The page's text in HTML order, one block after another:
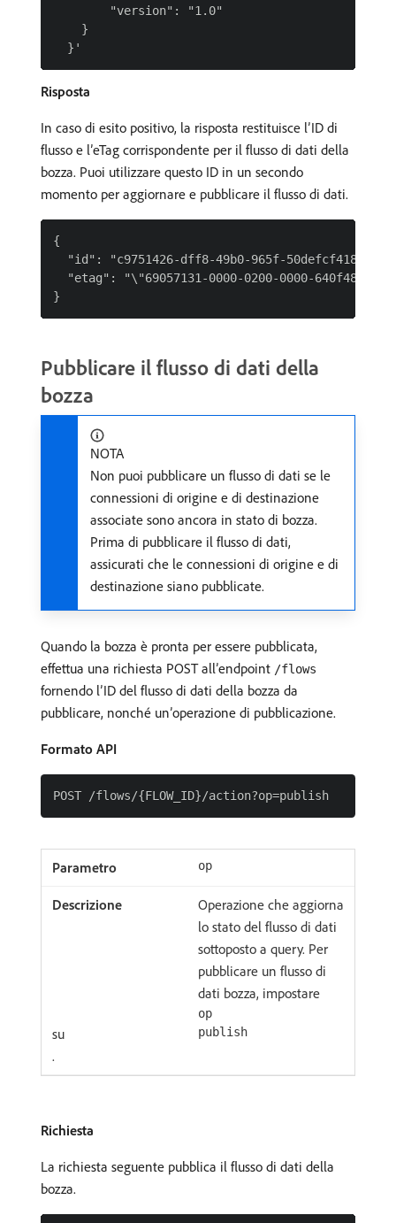
        "version": "1.0"
    }
Risposta
In caso di esito positivo, la risposta restituisce l’ID di
flusso e l’eTag corrispondente per il flusso di dati della
bozza. Puoi utilizzare questo ID in un secondo
momento per aggiornare e pubblicare il flusso di dati.
{
  "id": "c9751426-dff8-49b0-965f-50defcf4187b",
"etag": "\"69057131-0000-0200-0000-
Pubblicare il flusso di dati della
bozza
NOTA
Non puoi pubblicare un flusso di dati se le
connessioni di origine e di destinazione
associate sono ancora in stato di bozza.
Prima di pubblicare il flusso di dati,
assicurati che le connessioni di origine e di
destinazione siano pubblicate.
Quando la bozza è pronta per essere pubblicata,
effettua una richiesta POST all’endpoint /flows
fornendo l’ID del flusso di dati della bozza da
pubblicare, nonché un’operazione di pubblicazione.
Formato API
op
Operazione che aggiorna
lo stato del flusso di dati
sottoposto a query. Per
pubblicare un flusso di
dati bozza, impostare
op
su publish
.
Richiesta
La richiesta seguente pubblica il flusso di dati della
bozza.